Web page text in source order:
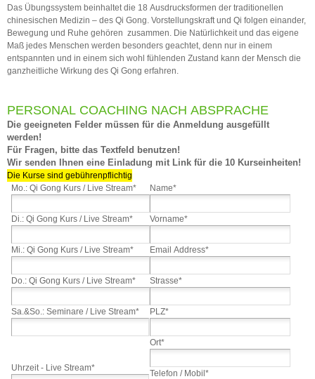
Das Übungssystem beinhaltet die 18 Ausdrucksformen der traditionellen
chinesischen Medizin – des Qi Gong. Vorstellungskraft und Qi folgen einander,
Bewegung und Ruhe gehören zusammen. Die Natürlichkeit und das eigene
Maß jedes Menschen werden besonders geachtet, denn nur in einem
entspannten und in einem sich wohl fühlenden Zustand kann der Mensch die
ganzheitliche Wirkung des Qi Gong erfahren.
PERSONAL COACHING NACH ABSPRACHE
Die geeigneten Felder müssen für die Anmeldung ausgefüllt
werden!
Für Fragen, bitte das Textfeld benutzen!
Wir senden Ihnen eine Einladung mit Link für die 10 Kurseinheiten!
Die Kurse sind gebührenpflichtig
Mo.: Qi Gong Kurs / Live Stream*
Di.: Qi Gong Kurs / Live Stream*
Mi.: Qi Gong Kurs / Live Stream*
Do.: Qi Gong Kurs / Live Stream*
Sa.&So.: Seminare / Live Stream*
Uhrzeit - Live Stream*
Name*
Vorname*
Email Address*
Strasse*
PLZ*
Ort*
Telefon / Mobil*